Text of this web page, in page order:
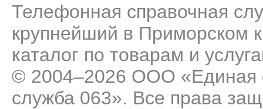
Телефонная справочная
крупнейший в Приморском
каталог по товарам и
© 2004–2026 ООО «Единая
служба 063». Все права